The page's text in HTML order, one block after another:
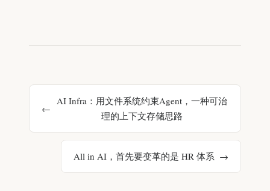
AI Infra：用文件系统约束Agent，一种可治
理的上下文存储思路
All in AI，首先要变革的是 HR 体系